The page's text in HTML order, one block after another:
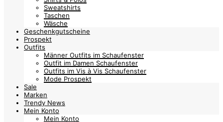
Sweatshirts
Taschen
Wäsche
Geschenkgutscheine
Prospekt
Outfits
Männer Outfits im Schaufenster
Outfit im Damen Schaufenster
Outfits im Vis à Vis Schaufenster
Mode Prospekt
Sale
Marken
Trendy News
Mein Konto
Mein Konto